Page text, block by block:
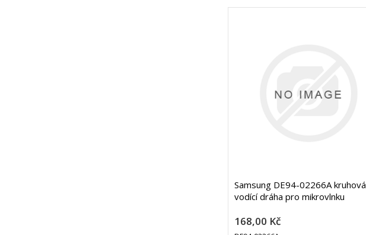
Samsung DE94-02266A kruhová
vodící dráha pro mikrovlnku
168,00 Kč